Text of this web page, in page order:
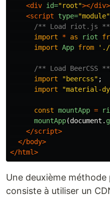
<div id="root"></div>
<script type="module"
/** Load riot.js
import
* as riot
import App from '
/** Load BeerCSS
import
"beercss" ;
import
"material-
const mountApp =
mountApp(document .
</script>
</body>
</html>
Une deuxième méthode
consiste à utiliser un